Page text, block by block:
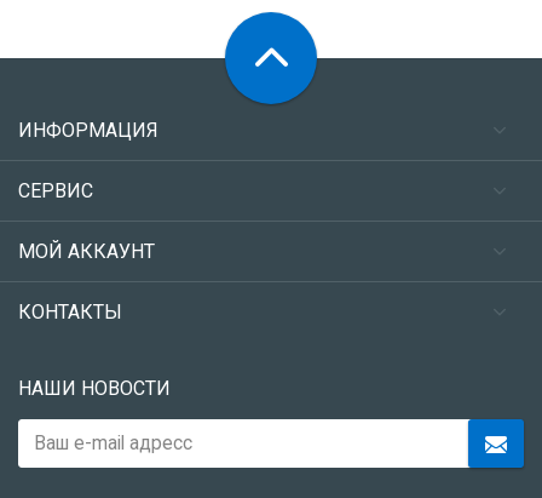
ИНФОРМАЦИЯ
СЕРВИС
МОЙ АККАУНТ
КОНТАКТЫ
НАШИ НОВОСТИ